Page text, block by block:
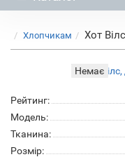
Хлопчикам Хот
Немає
Рейтинг:
Модель:
Тканина:
Розмір: